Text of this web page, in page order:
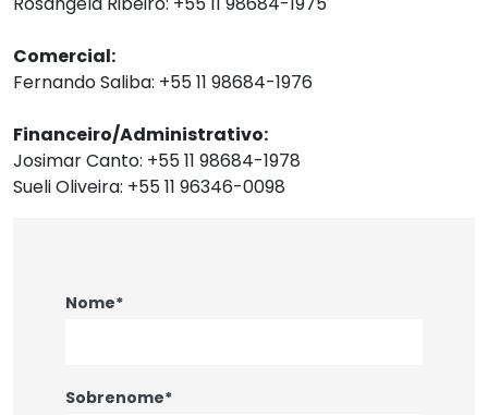
Comercial:
Fernando Saliba: +55 11 98684-1976
Financeiro/Administrativo:
Josimar Canto: +55 11 98684-1978
Sueli Oliveira: +55 11 96346-0098
Nome*
Sobrenome*